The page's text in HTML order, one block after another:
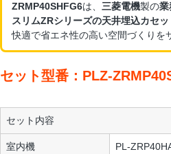
ZRMP40SHFG6は、 三菱電機製の業
スリムZRシリーズの天井埋込カセ
快適で省エネ性の高い空間づくりを
セット型番：PLZ-
セット内容
室内機 PL-